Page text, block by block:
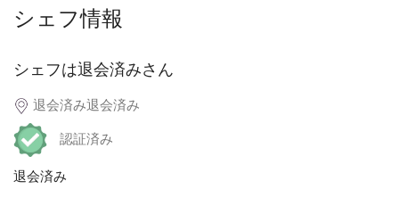
シェフ情報
シェフは退会済みさん
退会済み退会済み
認証済み
退会済み